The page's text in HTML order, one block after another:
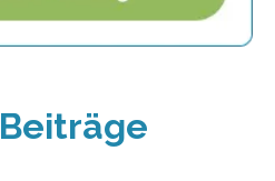
Beiträge